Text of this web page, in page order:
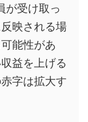
が受け取っ
映される場
能性があ
益を上げる
字は拡大す